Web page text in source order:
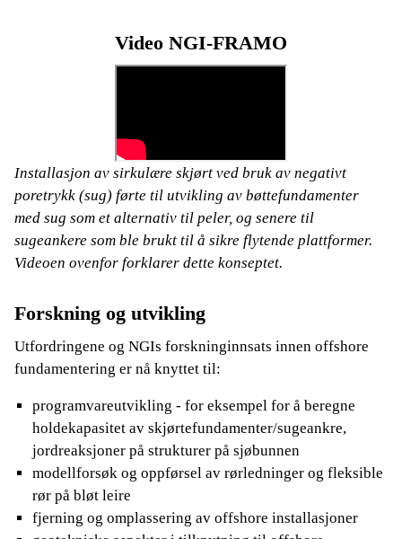
Video NGI-FRAMO
Installasjon av sirkulære skjørt ved bruk av negativt
poretrykk (sug) førte til utvikling av bøttefundamenter
med sug som et alternativ til peler, og senere til
sugeankere som ble brukt til å sikre flytende plattformer.
Videoen ovenfor forklarer dette konseptet.
Forskning og utvikling
Utfordringene og NGIs forskninginnsats innen offshore
fundamentering er nå knyttet til:
programvareutvikling - for eksempel for å beregne
holdekapasitet av skjørtefundamenter/sugeankre,
jordreaksjoner på strukturer på sjøbunnen
modellforsøk og oppførsel av rørledninger og fleksible
rør på bløt leire
fjerning og omplassering av offshore installasjoner